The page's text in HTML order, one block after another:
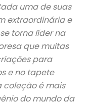
uma de suas
extraordinária e
torna líder na
que muitas
para
e no tapete
coleção é mais
do mundo da